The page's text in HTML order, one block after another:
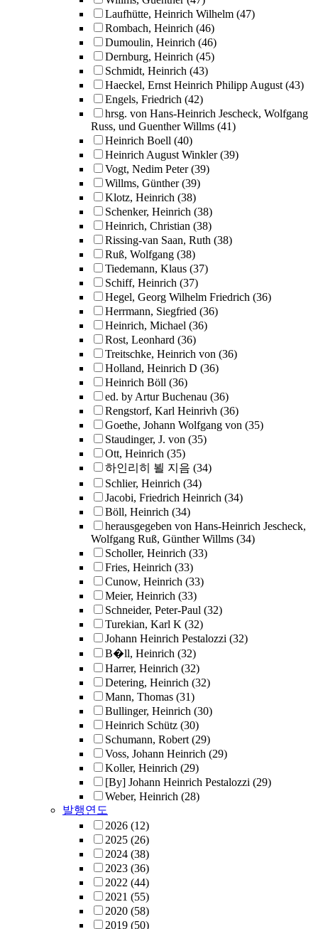
Laufhütte, Heinrich Wilhelm (47)
Rombach, Heinrich (46)
Dumoulin, Heinrich (46)
Dernburg, Heinrich (45)
Schmidt, Heinrich (43)
Haeckel, Ernst Heinrich Philipp August (43)
Engels, Friedrich (42)
hrsg. von Hans-Heinrich Jescheck, Wolfgang
Russ, und Guenther Willms (41)
Heinrich Boell (40)
Heinrich August Winkler (39)
Vogt, Nedim Peter (39)
Willms, Günther (39)
Klotz, Heinrich (38)
Schenker, Heinrich (38)
Heinrich, Christian (38)
Rissing-van Saan, Ruth (38)
Ruß, Wolfgang (38)
Tiedemann, Klaus (37)
Schiff, Heinrich (37)
Hegel, Georg Wilhelm Friedrich (36)
Herrmann, Siegfried (36)
Heinrich, Michael (36)
Rost, Leonhard (36)
Treitschke, Heinrich von (36)
Holland, Heinrich D (36)
Heinrich Böll (36)
ed. by Artur Buchenau (36)
Rengstorf, Karl Heinrivh (36)
Goethe, Johann Wolfgang von (35)
Staudinger, J. von (35)
Ott, Heinrich (35)
하인리히 뵐 지음 (34)
Schlier, Heinrich (34)
Jacobi, Friedrich Heinrich (34)
Böll, Heinrich (34)
herausgegeben von Hans-Heinrich Jescheck,
Wolfgang Ruß, Günther Willms (34)
Scholler, Heinrich (33)
Fries, Heinrich (33)
Cunow, Heinrich (33)
Meier, Heinrich (33)
Schneider, Peter-Paul (32)
Turekian, Karl K (32)
Johann Heinrich Pestalozzi (32)
B�ll, Heinrich (32)
Harrer, Heinrich (32)
Detering, Heinrich (32)
Mann, Thomas (31)
Bullinger, Heinrich (30)
Heinrich Schütz (30)
Schumann, Robert (29)
Voss, Johann Heinrich (29)
Koller, Heinrich (29)
[By] Johann Heinrich Pestalozzi (29)
Weber, Heinrich (28)
발행연도
2026 (12)
2025 (26)
2024 (38)
2023 (36)
2022 (44)
2021 (55)
2020 (58)
2019 (50)